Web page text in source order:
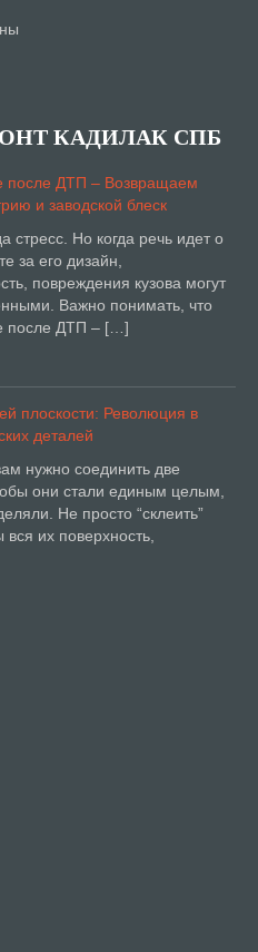
КАДИЛАК СПБ
после ДТП – Возвращаем
и заводской блеск
стресс. Но когда речь идет о
за его дизайн,
повреждения кузова могут
Важно понимать, что
после ДТП – […]
плоскости: Революция в
деталей
нужно соединить две
они стали единым целым,
Не просто “склеить”
их поверхность,